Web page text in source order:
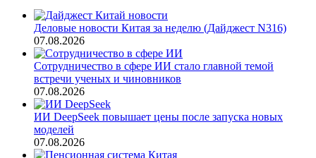
Деловые новости Китая за неделю (Дайджест N316)
07.08.2026
Сотрудничество в сфере ИИ стало главной темой
встречи ученых и чиновников
07.08.2026
ИИ DeepSeek повышает цены после запуска новых
моделей
07.08.2026